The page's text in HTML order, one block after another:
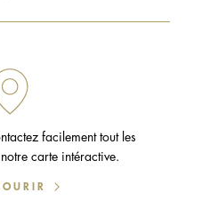
facilement tout les
carte intéractive.